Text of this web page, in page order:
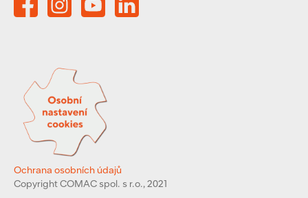
Ochrana osobních údajů
Copyright COMAC spol. s r.o., 2021